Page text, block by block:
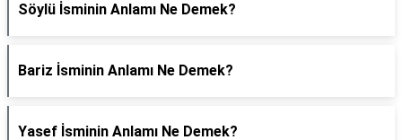
Söylü İsminin Anlamı Ne Demek?
Bariz İsminin Anlamı Ne Demek?
Yasef İsminin Anlamı Ne Demek?